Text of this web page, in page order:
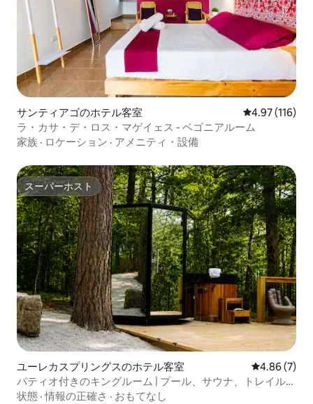
サンティアゴのホテル客室 レビュー116
4.97 (116)
ラ・カサ・デ・ロス・マゲイェス - ベゴニアルーム
家族 · ロケーション · アメニティ・設備
スーパーホスト
スーパーホスト
ユーレカスプリングスのホテル客室 レビュー7
4.86 (7)
パティオ付きのキングルーム | プール、サウナ、トレイル、
ダウンタウンまで5分
状態 ·情報の正確さ · おもてなし